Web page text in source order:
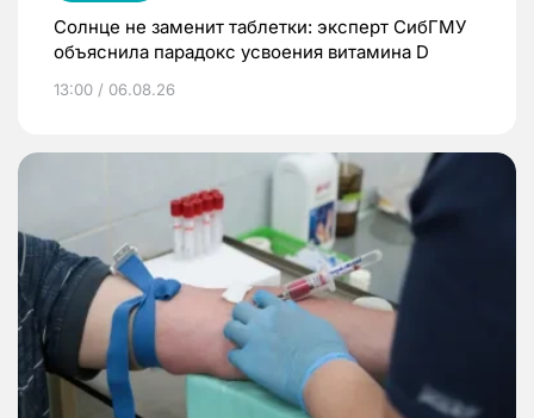
Солнце не заменит таблетки: эксперт СибГМУ
объяснила парадокс усвоения витамина D
13:00 / 06.08.26